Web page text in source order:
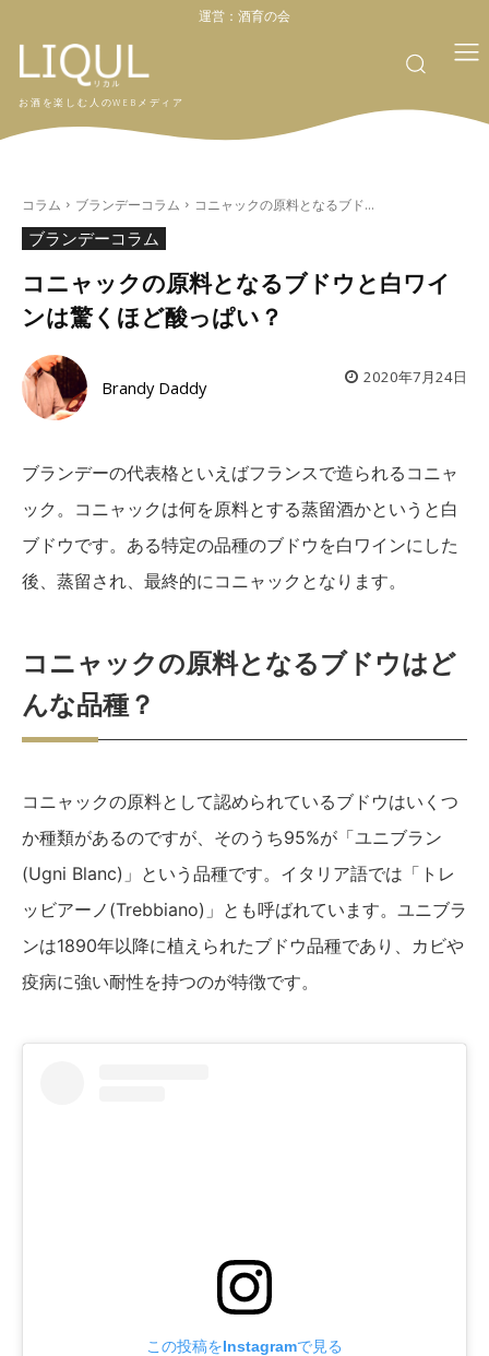
運営： 酒育の会
お酒を楽しむ人のWEBメディア
コラム ブランデーコラム コニャックの原料となるブド...
ブランデーコラム
コニャックの原料となるブドウと白ワイ
ンは驚くほど酸っぱい？
Brandy Daddy 2020年7月24日
ブランデーの代表格といえばフランスで造られるコニャ
ック。コニャックは何を原料とする蒸留酒かというと白
ブドウです。ある特定の品種のブドウを白ワインにした
後、蒸留され、最終的にコニャックとなります。
コニャックの原料となるブドウはど
んな品種？
コニャックの原料として認められているブドウはいくつ
か種類があるのですが、そのうち95%が「ユニブラン
(Ugni Blanc)」という品種です。イタリア語では「トレ
ッビアーノ(Trebbiano)」とも呼ばれています。ユニブラ
ンは1890年以降に植えられたブドウ品種であり、カビや
疫病に強い耐性を持つのが特徴です。
この投稿をInstagramで見る